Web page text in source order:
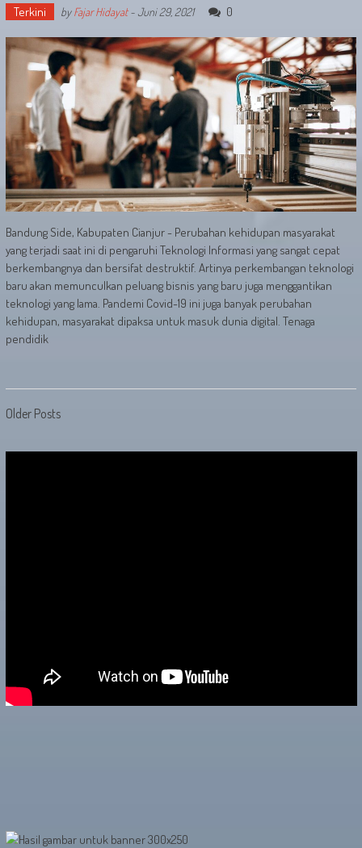
Terkini byFajar Hidayat- Juni 29, 2021 0
Bandung Side, Kabupaten Cianjur - Perubahan kehidupan masyarakat
yang terjadi saat ini di pengaruhi Teknologi Informasi yang sangat cepat
berkembangnya dan bersifat destruktif. Artinya perkembangan teknologi
baru akan memunculkan peluang bisnis yang baru juga menggantikan
teknologi yang lama. Pandemi Covid-19 ini juga banyak perubahan
kehidupan, masyarakat dipaksa untuk masuk dunia digital. Tenaga
pendidik
Posts
navigation
Older Posts